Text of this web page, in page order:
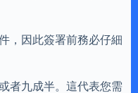
，因此簽署前務必仔細
者九成半。這代表您需